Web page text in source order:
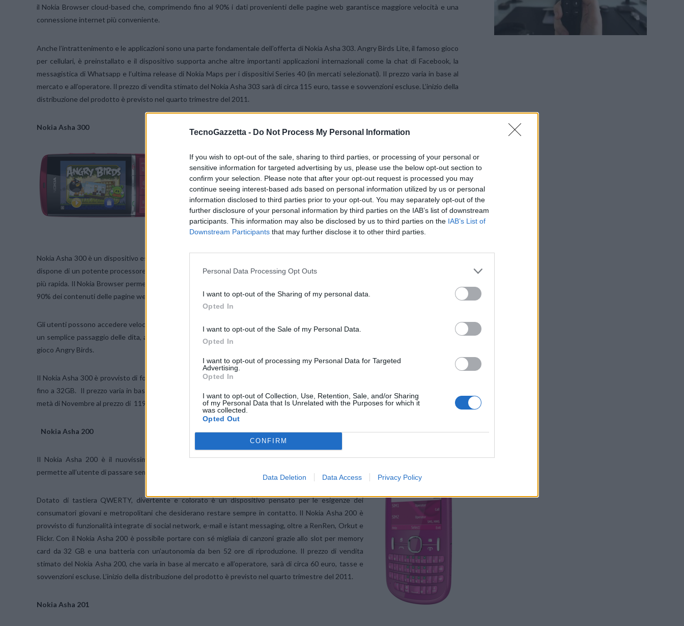
TecnoGazzetta - Do Not Process My Personal Information
If you wish to opt-out of the sale, sharing to third parties, or processing of your personal or
sensitive information for targeted advertising by us, please use the below opt-out section to
confirm your selection. Please note that after your opt-out request is processed you may
continue seeing interest-based ads based on personal information utilized by us or personal
information disclosed to third parties prior to your opt-out. You may separately opt-out of the
further disclosure of your personal information by third parties on the IAB’s list of downstream
participants. This information may also be disclosed by us to third parties on the IAB’s List of
Downstream Participants that may further disclose it to other third parties.
Personal Data Processing Opt Outs
I want to opt-out of the Sharing of my personal data.
Opted In
I want to opt-out of the Sale of my Personal Data.
Opted In
I want to opt-out of processing my Personal Data for Targeted
Advertising.
Opted In
I want to opt-out of Collection, Use, Retention, Sale, and/or Sharing
of my Personal Data that Is Unrelated with the Purposes for which it
was collected.
Opted Out
CONFIRM
Data Deletion Data Access Privacy Policy
il Nokia Browser cloud-based che, comprimendo fino al 90% i dati provenienti delle pagine web garantisce maggiore velocità e una
connessione internet più conveniente.
Anche l’intrattenimento e le applicazioni sono una parte fondamentale dell’offerta di Nokia Asha 303. Angry Birds Lite, il famoso gioco
per cellulari, è preinstallato e il dispositivo supporta anche altre importanti applicazioni internazionali come la chat di Facebook, la
messagistica di Whatsapp e l’ultima release di Nokia Maps per i dispositivi Series 40 (in mercati selezionati). Il prezzo varia in base al
mercato e all’operatore. Il prezzo di vendita stimato del Nokia Asha 303 sarà di circa 115 euro, tasse e sovvenzioni escluse. L’inizio della
distribuzione del prodotto è previsto nel quarto trimestre del 2011.
Nokia Asha 300
Nokia Asha 300 è un dispositivo esteticamente accattivante che al touchscreen unisce la comodità di una tastiera. Il Nokia Asha 300
dispone di un potente processore da 1GHz e della tecnologia 3G che garantisce un’esperienza di navigazione e di social networking
più rapida. Il Nokia Browser permette un accesso ad Internet rapido, a prezzi accessibili, e localizzato grazie alla compressione fino al
90% dei contenuti delle pagine web.
Gli utenti possono accedere velocemente dall’homescreen a messaggi, e-mail e instant messaging e accedere con uno swipe, ovvero
un semplice passaggio delle dita, ad applicazioni, musica e giochi dal Nokia Store. Inoltre sul Nokia Asha 300 è preinstallato il famoso
gioco Angry Birds.
Il Nokia Asha 300 è provvisto di fotocamera da 5 megapixel, music player, radio FM e connettività Bluetooth e supporta memory card
fino a 32GB. Il prezzo varia in base a mercato e all’operatore. In Italia il Nokia Asha 300 sarà circa disponibile a partire dalla seconda
metà di Novembre al prezzo di 119 euro, iva inclusa.
Nokia Asha 200
Il Nokia Asha 200 è il nuovissimo dispositivo dual-SIM di Nokia con funzionalità Easy Swap, che
permette all’utente di passare semplicemente alla seconda SIM senza dover spegnere il cellulare.
Dotato di tastiera QWERTY, divertente e colorato è un dispositivo pensato per le esigenze dei
consumatori giovani e metropolitani che desiderano restare sempre in contatto. Il Nokia Asha 200 è
provvisto di funzionalità integrate di social network, e-mail e istant messaging, oltre a RenRen, Orkut e
Flickr. Con il Nokia Asha 200 è possibile portare con sé migliaia di canzoni grazie allo slot per memory
card da 32 GB e una batteria con un’autonomia da ben 52 ore di riproduzione. Il prezzo di vendita
stimato del Nokia Asha 200, che varia in base al mercato e all’operatore, sarà di circa 60 euro, tasse e
sovvenzioni escluse. L’inizio della distribuzione del prodotto è previsto nel quarto trimestre del 2011.
Nokia Asha 201